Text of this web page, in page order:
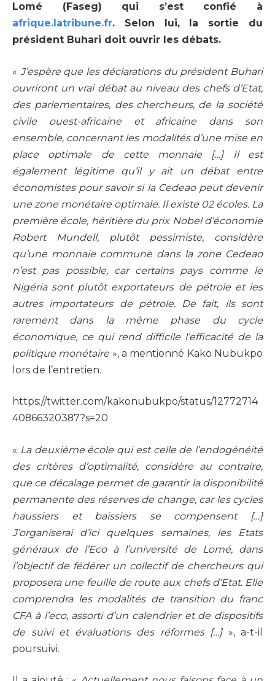
Lomé (Faseg) qui s’est confié à
afrique.latribune.fr. Selon lui, la sortie du
président Buhari doit ouvrir les débats.
« J’espère que les déclarations du président Buhari
ouvriront un vrai débat au niveau des chefs d’Etat,
des parlementaires, des chercheurs, de la société
civile ouest-africaine et africaine dans son
ensemble, concernant les modalités d’une mise en
place optimale de cette monnaie […] Il est
également légitime qu’il y ait un débat entre
économistes pour savoir si la Cedeao peut devenir
une zone monétaire optimale. Il existe 02 écoles. La
première école, héritière du prix Nobel d’économie
Robert Mundell, plutôt pessimiste, considère
qu’une monnaie commune dans la zone Cedeao
n’est pas possible, car certains pays comme le
Nigéria sont plutôt exportateurs de pétrole et les
autres importateurs de pétrole. De fait, ils sont
rarement dans la même phase du cycle
économique, ce qui rend difficile l’efficacité de la
politique monétaire », a mentionné Kako Nubukpo
lors de l’entretien.
https://twitter.com/kakonubukpo/status/12772714
40866320387?s=20
« La deuxième école qui est celle de l’endogénéité
des critères d’optimalité, considère au contraire,
que ce décalage permet de garantir la disponibilité
permanente des réserves de change, car les cycles
haussiers et baissiers se compensent […]
J’organiserai d’ici quelques semaines, les Etats
généraux de l’Eco à l’université de Lomé, dans
l’objectif de fédérer un collectif de chercheurs qui
proposera une feuille de route aux chefs d’Etat. Elle
comprendra les modalités de transition du franc
CFA à l’eco, assorti d’un calendrier et de dispositifs
de suivi et évaluations des réformes […] », a-t-il
poursuivi.